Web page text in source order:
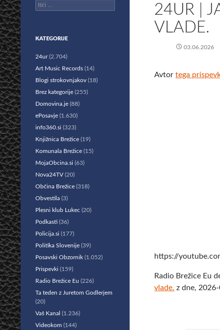
24UR |
VLADE.
03.06.2026
Avtortega
https://
Radio Brežice Eu
vlade. z dne,
Išči:
KATEGORIJE
24ur(2.704)
Art Music Records (14)
Blogi strokovnjakov (18)
Brez kategorije (255)
Domovina.je (88)
ePosavje (1.630)
info360.si (323)
Knjižnica Brežice (19)
Komunala Brežice (15)
MojaObcina.si (63)
Nova24TV (20)
Občina Brežice (318)
Obvestila (3)
Plesni klub Lukec (20)
Podkasti (36)
Policija.si (177)
Politika Slovenije (39)
Posavski Obzornik (1.052)
Prispevki (159)
Radio Brežice Eu (226)
Ta teden z Juretom Godlerjem
(20)
Vaš Kanal (1.236)
Videokom (144)